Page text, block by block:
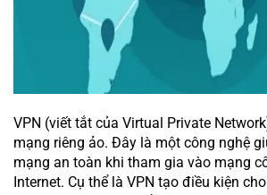
VPN (viết tắt của Virtual Private
mạng riêng ảo. Đây là một công nghệ
mạng an toàn khi tham gia vào mạng
Internet. Cụ thể là VPN tạo điều kiện